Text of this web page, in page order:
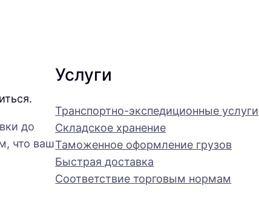
до
что ваш
Услуги
Транспортно-экспедиционные услуги
Складское хранение
Таможенное оформление грузов
Быстрая доставка
Соответствие торговым нормам